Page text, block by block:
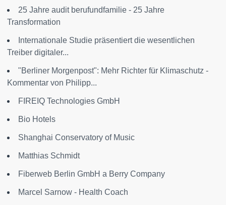
25 Jahre audit berufundfamilie - 25 Jahre
Transformation
Internationale Studie präsentiert die wesentlichen
Treiber digitaler...
"Berliner Morgenpost": Mehr Richter für Klimaschutz -
Kommentar von Philipp...
FIREIQ Technologies GmbH
Bio Hotels
Shanghai Conservatory of Music
Matthias Schmidt
Fiberweb Berlin GmbH a Berry Company
Marcel Sarnow - Health Coach